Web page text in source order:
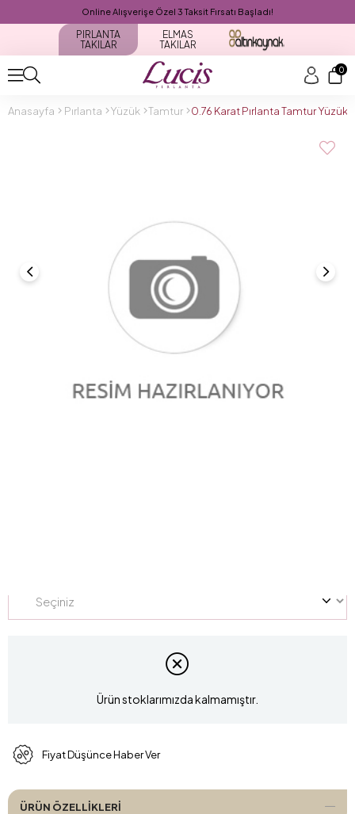
Online Alışverişe Özel 3 Taksit Fırsatı Başladı!
PIRLANTA
TAKILAR
ELMAS
TAKILAR
0
Anasayfa Pırlanta Yüzük Tamtur 0.76 Karat Pırlanta Tamtur Yüzük
Ürün stoklarımızda kalmamıştır.
Fiyat Düşünce Haber Ver
ÜRÜN ÖZELLIKLERI